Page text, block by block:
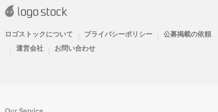
ロゴストックについて | プライバシーポリシー | 公募掲載の依頼
| 運営会社 | お問い合わせ